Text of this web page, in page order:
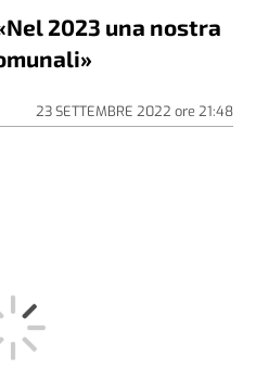
2023 una nostra
23 SETTEMBRE 2022 ore 21:48